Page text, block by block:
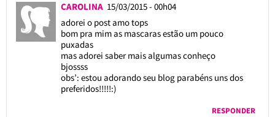
CAROLINA 15/03/2015 - 00h04
adorei o post amo tops
bom pra mim as mascaras estão um pouco
puxadas
mas adorei saber mais algumas conheço
bjossss
obs’: estou adorando seu blog parabéns uns dos
preferidos!!!!!:)
RESPONDER